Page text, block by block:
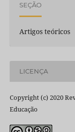
SEÇÃO
Artigos teóricos
LICENÇA
Copyright (c) 2020
Educação